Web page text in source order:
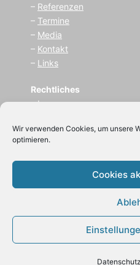
Wir verwenden Cookies, um unsere
optimieren.
Cookies
Datenschutz
– Referenzen
– Termine
– Media
– Kontakt
– Links
Rechtliches
–Impressum
(C) 2021
Zauberer BeLu
(Bernhard Luksch)